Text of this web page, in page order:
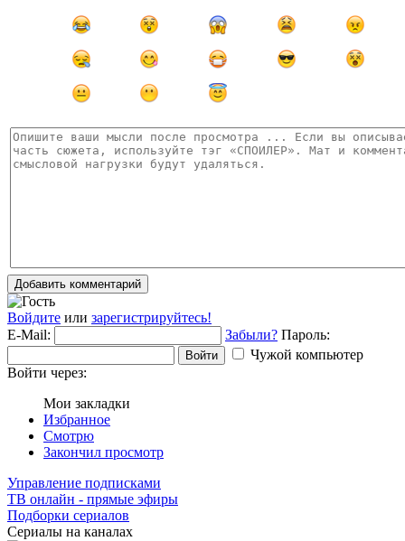
Добавить комментарий
Войдите или зарегистрируйтесь!
E-Mail:
Забыли? Пароль:
Войти
Чужой компьютер
Войти через:
Мои закладки
Избранное
Смотрю
Закончил просмотр
Управление подписками
ТВ онлайн - прямые эфиры
Подборки сериалов
Сериалы на каналах